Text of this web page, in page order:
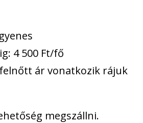
4 500 Ft/fő
ár vonatkozik rájuk
megszállni.